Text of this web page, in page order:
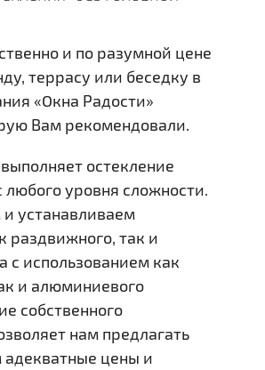
и по разумной цене
террасу или беседку в
«Окна Радости»
Вам рекомендовали.
остекление
любого уровня сложности.
устанавливаем
раздвижного, так и
с использованием как
и алюминиевого
собственного
нам предлагать
цены и